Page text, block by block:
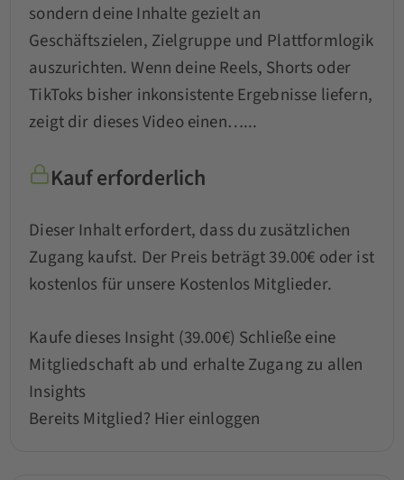
sondern deine Inhalte gezielt an
Geschäftszielen, Zielgruppe und Plattformlogik
auszurichten. Wenn deine Reels, Shorts oder
TikToks bisher inkonsistente Ergebnisse liefern,
zeigt dir dieses Video einen…...
Kauf erforderlich
Dieser Inhalt erfordert, dass du zusätzlichen
Zugang kaufst. Der Preis beträgt 39.00€ oder ist
kostenlos für unsere Kostenlos Mitglieder.
Kaufe dieses Insight (39.00€) Schließe eine
Mitgliedschaft ab und erhalte Zugang zu allen
Insights
Bereits Mitglied? Hier einloggen